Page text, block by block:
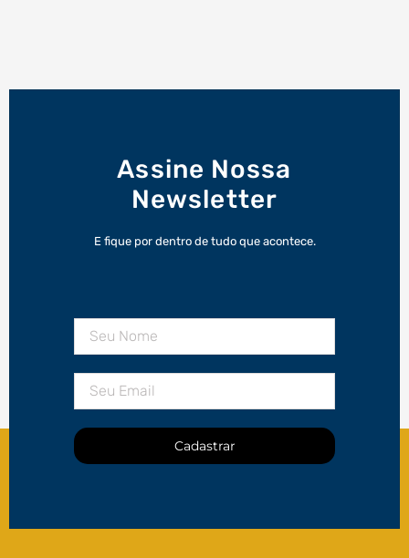
Assine Nossa
Newsletter
E fique por dentro de tudo que acontece.
Cadastrar